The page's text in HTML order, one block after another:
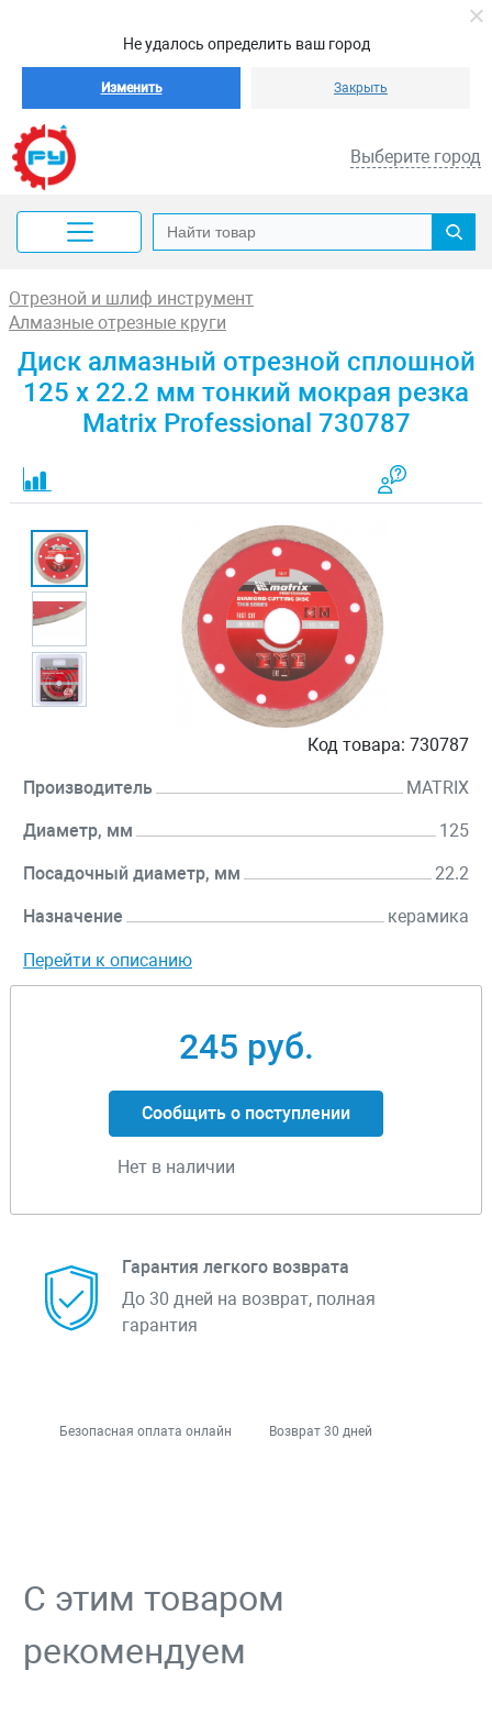
Не удалось определить ваш город
Изменить Закрыть
Выберите город
Отрезной и шлиф инструмент
Алмазные отрезные круги
Диск алмазный отрезной сплошной
125 х 22.2 мм тонкий мокрая резка
Matrix Professional 730787
Код товара: 730787
Производитель MATRIX
Диаметр, мм 125
Посадочный диаметр, мм 22.2
Назначение керамика
Перейти к описанию
245 руб.
Сообщить о поступлении
Нет в наличии
Гарантия легкого возврата
До 30 дней на возврат, полная
гарантия
Безопасная оплата онлайн Возврат 30 дней
С этим товаром
рекомендуем